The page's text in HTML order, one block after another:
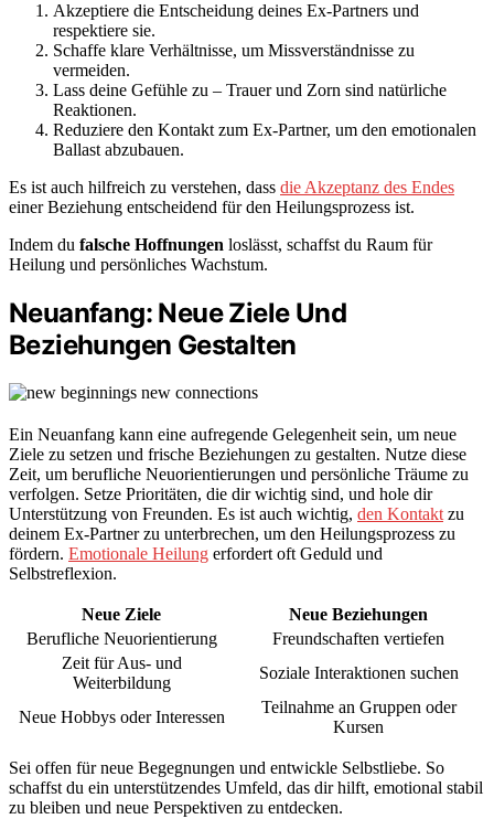
Akzeptiere die Entscheidung deines Ex-Partners und
respektiere sie.
Schaffe klare Verhältnisse, um Missverständnisse zu
vermeiden.
Lass deine Gefühle zu – Trauer und Zorn sind natürliche
Reaktionen.
Reduziere den Kontakt zum Ex-Partner, um den emotionalen
Ballast abzubauen.
Es ist auch hilfreich zu verstehen, dass die Akzeptanz des Endes
einer Beziehung entscheidend für den Heilungsprozess ist.
Indem du falsche Hoffnungen loslässt, schaffst du Raum für
Heilung und persönliches Wachstum.
Neuanfang: Neue Ziele Und
Beziehungen Gestalten
Ein Neuanfang kann eine aufregende Gelegenheit sein, um neue
Ziele zu setzen und frische Beziehungen zu gestalten. Nutze diese
Zeit, um berufliche Neuorientierungen und persönliche Träume zu
verfolgen. Setze Prioritäten, die dir wichtig sind, und hole dir
Unterstützung von Freunden. Es ist auch wichtig, den Kontakt zu
deinem Ex-Partner zu unterbrechen, um den Heilungsprozess zu
fördern. Emotionale Heilung erfordert oft Geduld und
Selbstreflexion.
Neue Ziele
Neue Beziehungen
Berufliche Neuorientierung
Freundschaften vertiefen
Zeit für Aus- und
Weiterbildung
Soziale Interaktionen suchen
Neue Hobbys oder Interessen
Teilnahme an Gruppen oder
Kursen
Sei offen für neue Begegnungen und entwickle Selbstliebe. So
schaffst du ein unterstützendes Umfeld, das dir hilft, emotional stabil
zu bleiben und neue Perspektiven zu entdecken.